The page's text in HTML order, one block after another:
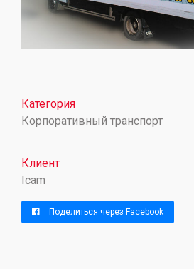
Категория
Корпоративный транспорт
Клиент
Icam
Поделиться через Facebook